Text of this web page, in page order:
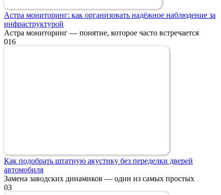
Астра мониторинг: как организовать надёжное наблюдение за
инфраструктурой
Астра мониторинг — понятие, которое часто встречается
016
Как подобрать штатную акустику без переделки дверей
автомобиля
Замена заводских динамиков — один из самых простых
03